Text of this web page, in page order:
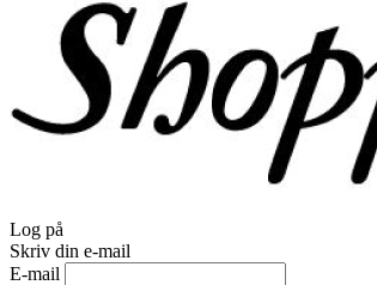
Log på
Skriv din e-mail
E-mail